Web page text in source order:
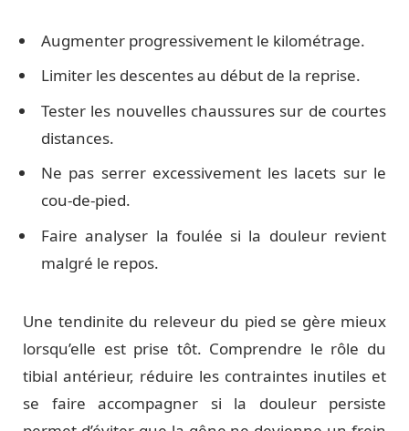
Augmenter progressivement le kilométrage.
Limiter les descentes au début de la reprise.
Tester les nouvelles chaussures sur de courtes
distances.
Ne pas serrer excessivement les lacets sur le
cou-de-pied.
Faire analyser la foulée si la douleur revient
malgré le repos.
Une tendinite du releveur du pied se gère mieux
lorsqu’elle est prise tôt. Comprendre le rôle du
tibial antérieur, réduire les contraintes inutiles et
se faire accompagner si la douleur persiste